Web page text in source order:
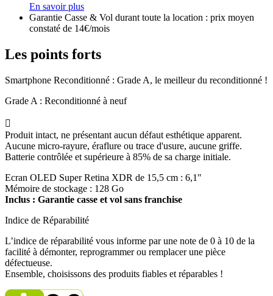
En savoir plus
Garantie Casse & Vol durant toute la location : prix moyen
constaté de 14€/mois
Les points forts
Smartphone Reconditionné : Grade A, le meilleur du reconditionné !
Grade A : Reconditionné à neuf

Produit intact, ne présentant aucun défaut esthétique apparent.
Aucune micro-rayure, éraflure ou trace d'usure, aucune griffe.
Batterie contrôlée et supérieure à 85% de sa charge initiale.
Ecran OLED Super Retina XDR de 15,5 cm : 6,1"
Mémoire de stockage : 128 Go
Inclus : Garantie casse et vol sans franchise
Indice de Réparabilité
L’indice de réparabilité vous informe par une note de 0 à 10 de la
facilité à démonter, reprogrammer ou remplacer une pièce
défectueuse.
Ensemble, choisissons des produits fiables et réparables !